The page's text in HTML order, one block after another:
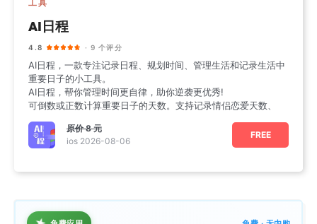
工具
AI日程
4.8 · 9 个评分
AI日程，一款专注记录日程、规划时间、管理生活和记录生活中
重要日子的小工具。
AI日程，帮你管理时间更自律，助你逆袭更优秀!
可倒数或正数计算重要日子的天数。支持记录情侣恋爱天数、
原价8 元
ios 2026-08-06
FREE